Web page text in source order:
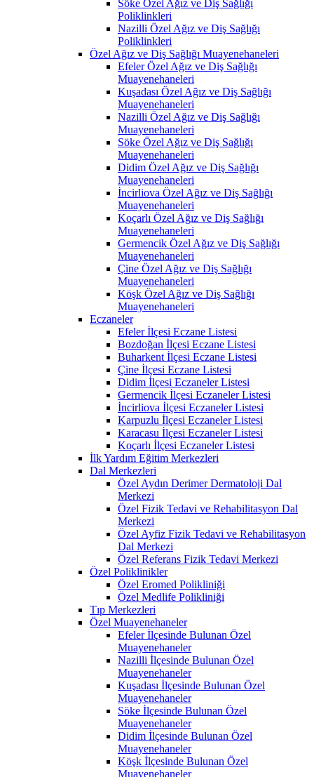
Söke Özel Ağız ve Diş Sağlığı
Poliklinkleri
Nazilli Özel Ağız ve Diş Sağlığı
Poliklinkleri
Özel Ağız ve Diş Sağlığı Muayenehaneleri
Efeler Özel Ağız ve Diş Sağlığı
Muayenehaneleri
Kuşadası Özel Ağız ve Diş Sağlığı
Muayenehaneleri
Nazilli Özel Ağız ve Diş Sağlığı
Muayenehaneleri
Söke Özel Ağız ve Diş Sağlığı
Muayenehaneleri
Didim Özel Ağız ve Diş Sağlığı
Muayenehaneleri
İncirliova Özel Ağız ve Diş Sağlığı
Muayenehaneleri
Koçarlı Özel Ağız ve Diş Sağlığı
Muayenehaneleri
Germencik Özel Ağız ve Diş Sağlığı
Muayenehaneleri
Çine Özel Ağız ve Diş Sağlığı
Muayenehaneleri
Köşk Özel Ağız ve Diş Sağlığı
Muayenehaneleri
Eczaneler
Efeler İlçesi Eczane Listesi
Bozdoğan İlçesi Eczane Listesi
Buharkent İlçesi Eczane Listesi
Çine İlçesi Eczane Listesi
Didim İlçesi Eczaneler Listesi
Germencik İlçesi Eczaneler Listesi
İncirliova İlçesi Eczaneler Listesi
Karpuzlu İlçesi Eczaneler Listesi
Karacasu İlçesi Eczaneler Listesi
Koçarlı İlçesi Eczaneler Listesi
İlk Yardım Eğitim Merkezleri
Dal Merkezleri
Özel Aydın Derimer Dermatoloji Dal
Merkezi
Özel Fizik Tedavi ve Rehabilitasyon Dal
Merkezi
Özel Ayfiz Fizik Tedavi ve Rehabilitasyon
Dal Merkezi
Özel Referans Fizik Tedavi Merkezi
Özel Poliklinikler
Özel Eromed Polikliniği
Özel Medlife Polikliniği
Tıp Merkezleri
Özel Muayenehaneler
Efeler İlçesinde Bulunan Özel
Muayenehaneler
Nazilli İlçesinde Bulunan Özel
Muayenehaneler
Kuşadası İlçesinde Bulunan Özel
Muayenehaneler
Söke İlçesinde Bulunan Özel
Muayenehaneler
Didim İlçesinde Bulunan Özel
Muayenehaneler
Köşk İlçesinde Bulunan Özel
Muayenehaneler